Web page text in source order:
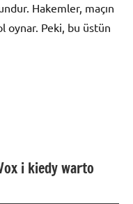
Hakemler, maçın
oynar. Peki, bu üstün
i kiedy warto